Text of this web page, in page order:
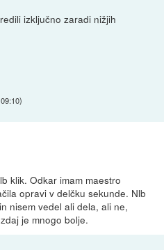
izključno zaradi nižjih
)
klik. Odkar imam maestro
opravi v delčku sekunde. Nlb
nisem vedel ali dela, ali ne,
je mnogo bolje.